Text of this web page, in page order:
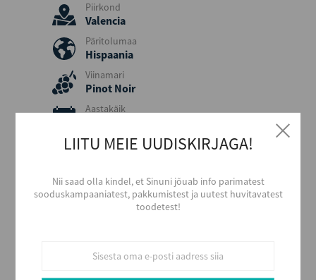
Piirkond
Valencia
Päritolumaa
Hispaania
Viinamari
Pinot Noir
Aastakäik
Värvus
Maitse
Magus
Alkoholi sisaldus
0,5
LIITU MEIE UUDISKIRJAGA!
Nii saad olla kindel, et Sinuni jõuab info parimatest
sooduskampaaniatest, pakkumistest ja uutest huvitavatest
toodetest!